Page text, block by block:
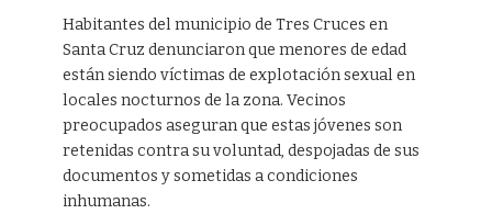
Habitantes del municipio de Tres Cruces en
Santa Cruz denunciaron que menores de edad
están siendo víctimas de explotación sexual en
locales nocturnos de la zona. Vecinos
preocupados aseguran que estas jóvenes son
retenidas contra su voluntad, despojadas de sus
documentos y sometidas a condiciones
inhumanas.